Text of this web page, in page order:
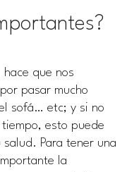
que nos
pasar mucho
sofá… etc; y si no
esto puede
Para tener una
la